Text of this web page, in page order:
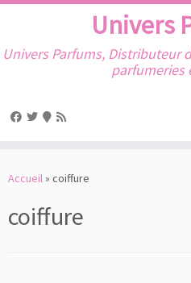
au
Univers
Univers Parfums, Distributeur
parfumeries
Accueil» coiffure
coiffure